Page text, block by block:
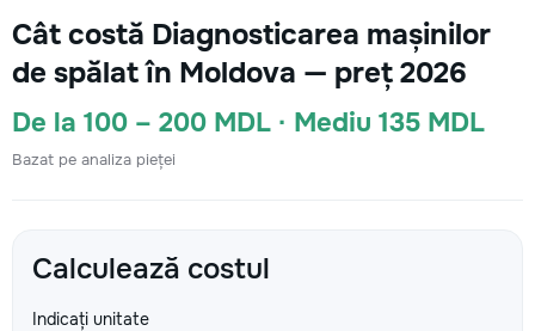
Cât costă Diagnosticarea mașinilor
de spălat în Moldova — preț 2026
De la 100 – 200 MDL · Mediu 135 MDL
Bazat pe analiza pieței
Calculează costul
Indicați unitate